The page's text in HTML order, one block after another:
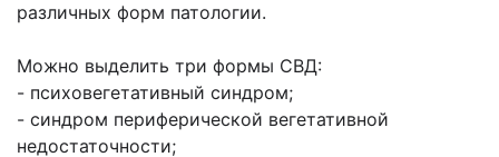
различных форм патологии.
Можно выделить три формы СВД:
- психовегетативный синдром;
- синдром периферической вегетативной
недостаточности;